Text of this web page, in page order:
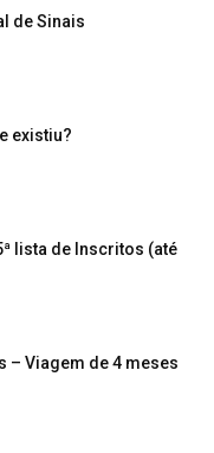
de Sinais
existiu?
lista de Inscritos (até
– Viagem de 4 meses